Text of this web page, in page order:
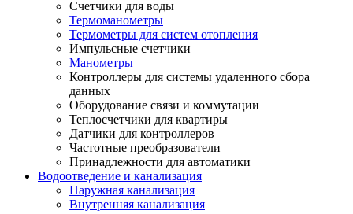
Счетчики для воды
Термоманометры
Термометры для систем отопления
Импульсные счетчики
Манометры
Контроллеры для системы удаленного сбора
данных
Оборудование связи и коммутации
Теплосчетчики для квартиры
Датчики для контроллеров
Частотные преобразователи
Принадлежности для автоматики
Водоотведение и канализация
Наружная канализация
Внутренняя канализация